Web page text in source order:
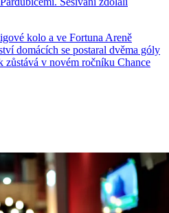
kolo a ve Fortuna Areně
domácích se postaral dvěma góly
v novém ročníku Chance